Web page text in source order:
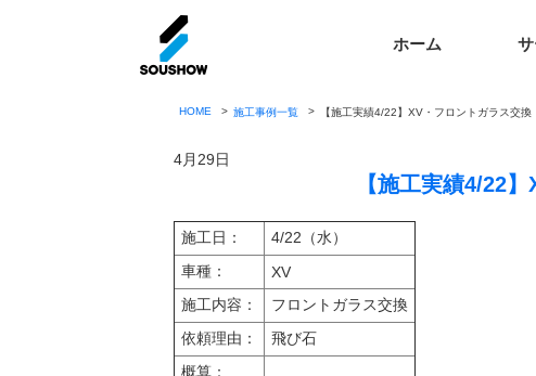
ホーム
HOME 施工事例一覧 【施工実績4/22】XV・フロントガラス交換
4月29日
【施工実績4/22
施工日：
4/22（水）
車種：
XV
施工内容：
フロントガラス交換
依頼理由：
飛び石
概算：